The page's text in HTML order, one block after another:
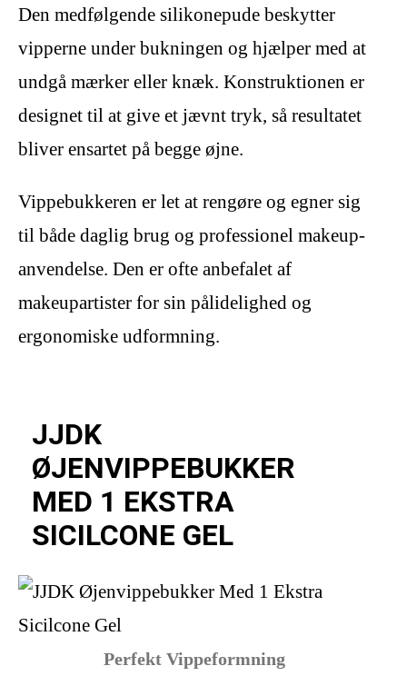
Den medfølgende silikonepude beskytter
vipperne under bukningen og hjælper med at
undgå mærker eller knæk. Konstruktionen er
designet til at give et jævnt tryk, så resultatet
bliver ensartet på begge øjne.
Vippebukkeren er let at rengøre og egner sig
til både daglig brug og professionel makeup-
anvendelse. Den er ofte anbefalet af
makeupartister for sin pålidelighed og
ergonomiske udformning.
Perfekt Vippeformning
JJDK
ØJENVIPPEBUKKER
MED 1 EKSTRA
SICILCONE GEL